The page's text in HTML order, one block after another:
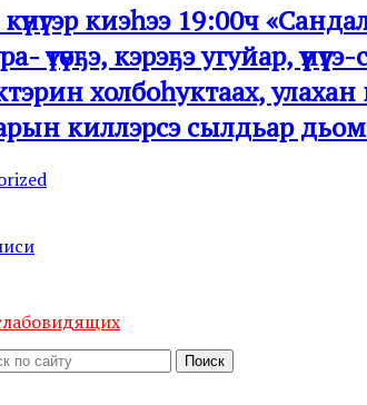
күнүгэр киэһээ 19:00ч
үтүөҕэ, кэрэҕэ угуйар,
холбоһуктаах,
киллэрсэ сылдьар
Поиск